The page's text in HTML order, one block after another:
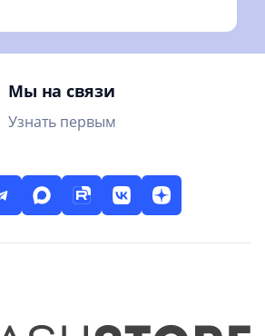
бесплатно,
телепрограмма,
результаты матчей
Мы на связи
Узнать первым